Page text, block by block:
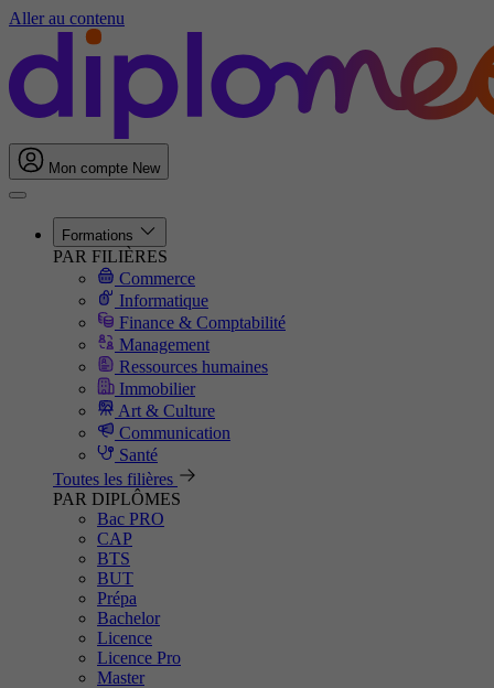
Aller au contenu
Mon compte New
Formations
PAR FILIÈRES
Commerce
Informatique
Finance & Comptabilité
Management
Ressources humaines
Immobilier
Art & Culture
Communication
Santé
Toutes les filières
PAR DIPLÔMES
Bac PRO
CAP
BTS
BUT
Prépa
Bachelor
Licence
Licence Pro
Master